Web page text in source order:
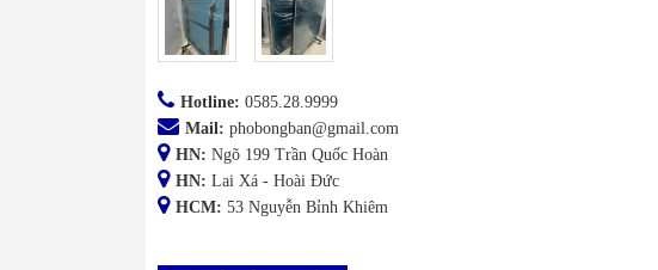
Hotline: 0585.28.9999
Mail: phobongban@gmail.com
HN: Ngõ 199 Trần Quốc Hoàn
HN: Lai Xá - Hoài Đức
HCM: 53 Nguyễn Bỉnh Khiêm